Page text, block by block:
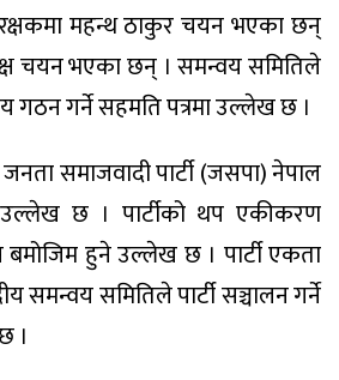
महन्थ ठाकुर चयन भएका छन्
चयन भएका छन् । समन्वय समितिले
गठन गर्ने सहमति पत्रमा उल्लेख छ ।
समाजवादी पार्टी (जसपा) नेपाल
छ । पार्टीको थप एकीकरण
बमोजिम हुने उल्लेख छ । पार्टी एकता
समन्वय समितिले पार्टी सञ्चालन गर्ने
।